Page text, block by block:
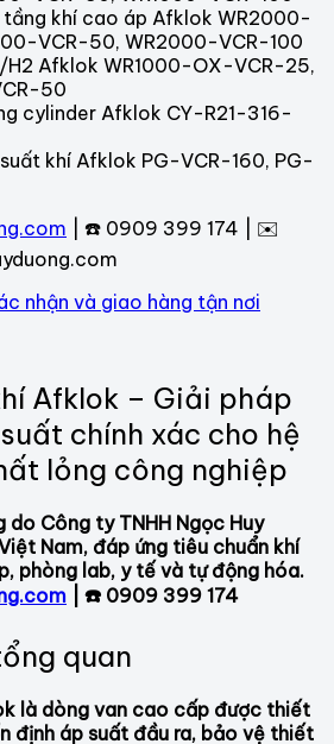
tầng khí cao áp Afklok WR2000-
VCR-50, WR2000-VCR-100
H2 Afklok WR1000-OX-VCR-25,
50
cylinder Afklok CY-R21-316-
khí Afklok PG-VCR-160, PG-
| ☎️ 0909 399 174 | ✉️
nhận và giao hàng tận nơi
Afklok – Giải pháp
chính xác cho hệ
lỏng công nghiệp
do Công ty TNHH Ngọc Huy
Nam, đáp ứng tiêu chuẩn khí
phòng lab, y tế và tự động hóa.
| ☎️ 0909 399 174
quan
là dòng van cao cấp được thiết
định áp suất đầu ra, bảo vệ thiết